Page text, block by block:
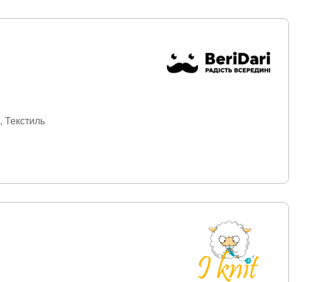
Текстиль